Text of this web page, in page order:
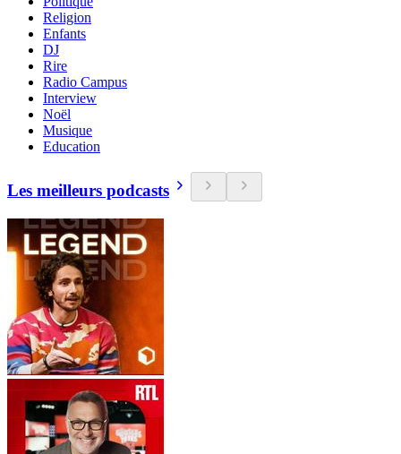
Religion
Enfants
DJ
Rire
Radio Campus
Interview
Noël
Musique
Education
Les meilleurs podcasts